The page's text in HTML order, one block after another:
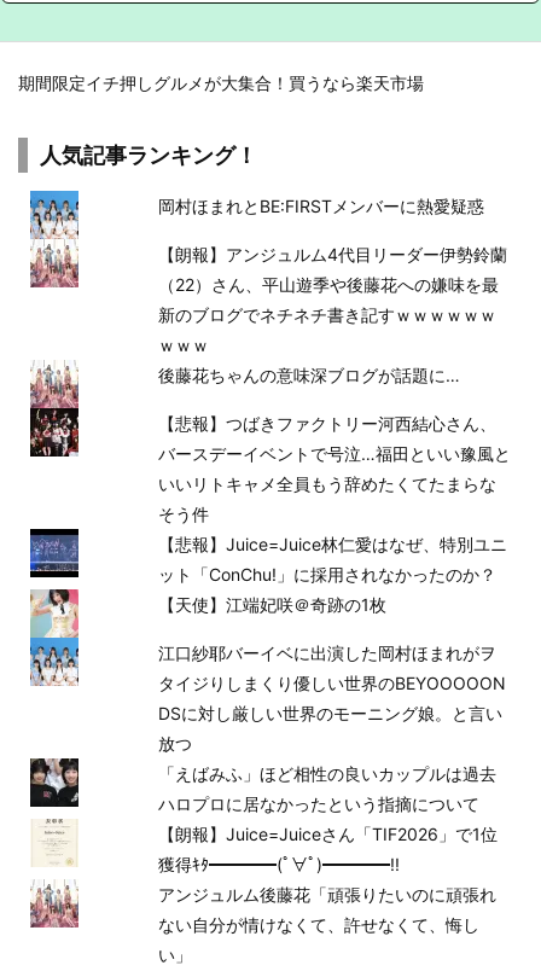
期間限定イチ押しグルメが大集合！買うなら楽天市場
人気記事ランキング！
岡村ほまれとBE:FIRSTメンバーに熱愛疑惑
【朗報】アンジュルム4代目リーダー伊勢鈴蘭
（22）さん、平山遊季や後藤花への嫌味を最
新のブログでネチネチ書き記すｗｗｗｗｗｗ
ｗｗｗ
後藤花ちゃんの意味深ブログが話題に…
【悲報】つばきファクトリー河西結心さん、
バースデーイベントで号泣…福田といい豫風と
いいリトキャメ全員もう辞めたくてたまらな
そう件
【悲報】Juice=Juice林仁愛はなぜ、特別ユニ
ット「ConChu!」に採用されなかったのか？
【天使】江端妃咲＠奇跡の1枚
江口紗耶バーイベに出演した岡村ほまれがヲ
タイジりしまくり優しい世界のBEYOOOOON
DSに対し厳しい世界のモーニング娘。と言い
放つ
「えばみふ」ほど相性の良いカップルは過去
ハロプロに居なかったという指摘について
【朗報】Juice=Juiceさん「TIF2026」で1位
獲得ｷﾀ━━━━(ﾟ∀ﾟ)━━━━!!
アンジュルム後藤花「頑張りたいのに頑張れ
ない自分が情けなくて、許せなくて、悔し
い」